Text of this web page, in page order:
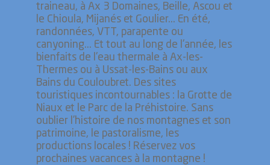
traineau, à Ax 3 Domaines, Beille, Ascou et
le Chioula, Mijanés et Goulier... En été,
randonnées, VTT, parapente ou
canyoning... Et tout au long de l'année, les
bienfaits de l'eau thermale à Ax-les-
Thermes ou à Ussat-les-Bains ou aux
Bains du Couloubret. Des sites
touristiques incontournables : la Grotte de
Niaux et le Parc de la Préhistoire. Sans
oublier l’histoire de nos montagnes et son
patrimoine, le pastoralisme, les
productions locales ! Réservez vos
prochaines vacances à la montagne !